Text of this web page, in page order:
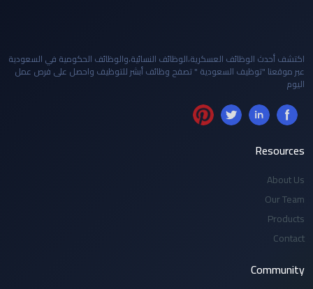
اكتشف أحدث الوظائف العسكرية،الوظائف النسائية،والوظائف الحكومية في السعودية
عبر موقعنا "توظيف السعودية " تصفح وظائف أبشر للتوظيف واحصل على فرص عمل
اليوم
Resources
About Us
Our Team
Products
Contact
Community